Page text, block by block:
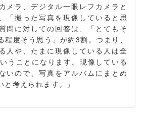
メラ、デジタル一眼レフカメラと
「撮った写真を現像していると思
問に対しての回答は、「とてもそ
程度そう思う」が約3割。つまり、
人や、たまに現像している人は全
うことになります。現像している
いので、写真をアルバムにまとめ
考えられます。」